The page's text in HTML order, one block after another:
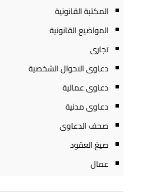
المكتبة القانونية
المواضيع القانونية
تجارى
دعاوى الاحوال الشخصية
دعاوى عمالية
دعاوى مدنية
صحف الدعاوى
صيغ العقود
عمال